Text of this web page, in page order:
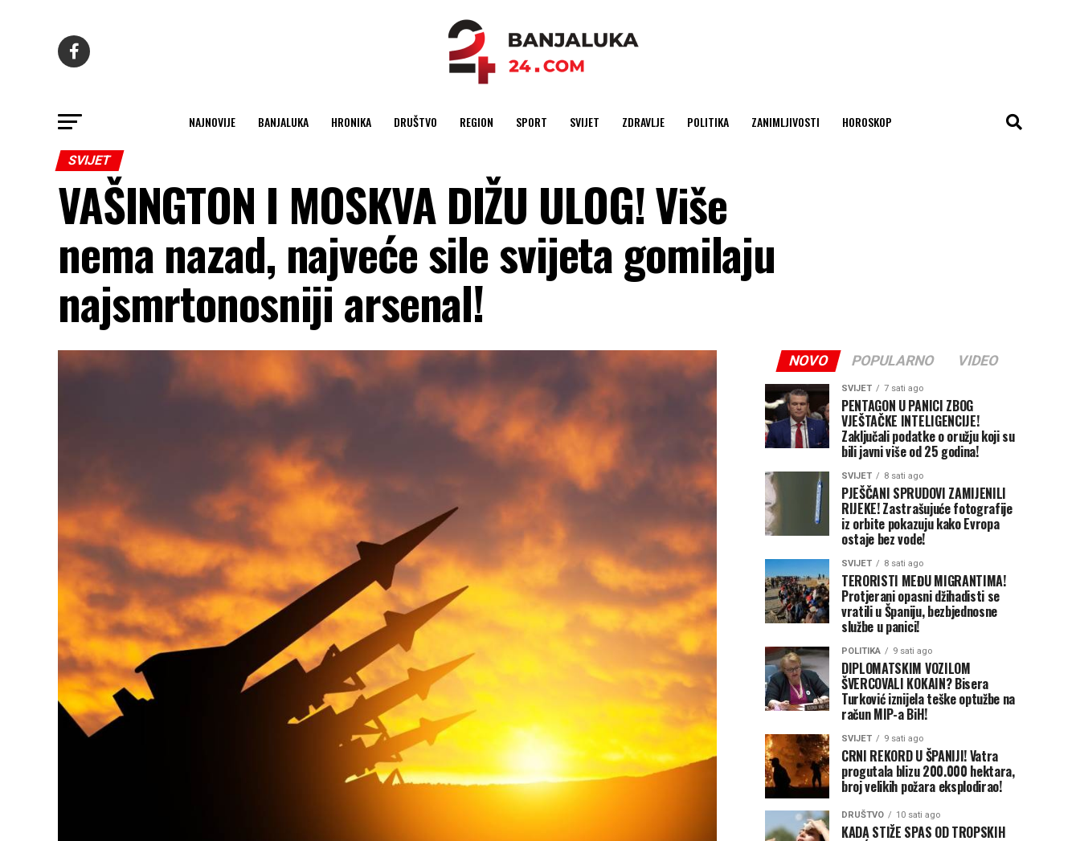
NAJNOVIJE BANJALUKA HRONIKA DRUŠTVO REGION SPORT SVIJET ZDRAVLJE POLITIKA ZANIMLJIVOSTI HOROSKOP
SVIJET
VAŠINGTON I MOSKVA DIŽU ULOG! Više
nema nazad, najveće sile svijeta gomilaju
najsmrtonosniji arsenal!
NOVO POPULARNO VIDEO
SVIJET 7 sati ago
PENTAGON U PANICI ZBOG
VJEŠTAČKE INTELIGENCIJE!
Zaključali podatke o oružju koji su
bili javni više od 25 godina!
SVIJET 8 sati ago
PJEŠČANI SPRUDOVI ZAMIJENILI
RIJEKE! Zastrašujuće fotografije
iz orbite pokazuju kako Evropa
ostaje bez vode!
SVIJET 8 sati ago
TERORISTI MEĐU MIGRANTIMA!
Protjerani opasni džihadisti se
vratili u Španiju, bezbjednosne
službe u panici!
POLITIKA 9 sati ago
DIPLOMATSKIM VOZILOM
ŠVERCOVALI KOKAIN? Bisera
Turković iznijela teške optužbe na
račun MIP-a BiH!
SVIJET 9 sati ago
CRNI REKORD U ŠPANIJI! Vatra
progutala blizu 200.000 hektara,
broj velikih požara eksplodirao!
DRUŠTVO 10 sati ago
KADA STIŽE SPAS OD TROPSKIH